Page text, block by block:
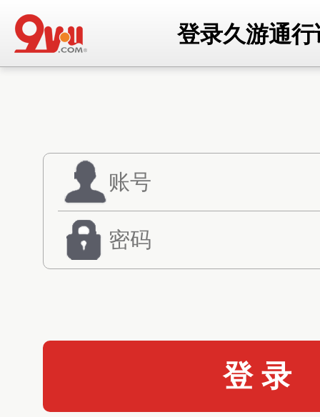
登录久游通行
登 录